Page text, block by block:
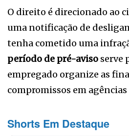
O direito é direcionado ao
uma notificação de
tenha cometido uma
período de pré-aviso serve
empregado organize as
compromissos em
Shorts Em Destaque